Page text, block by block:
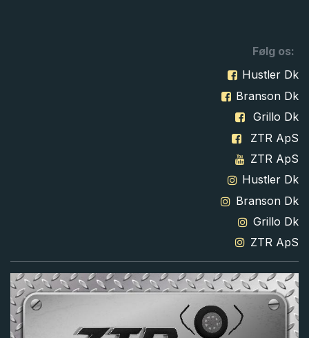
Følg os:
Hustler Dk
Branson Dk
Grillo Dk
ZTR ApS
ZTR ApS
Hustler Dk
Branson Dk
Grillo Dk
ZTR ApS